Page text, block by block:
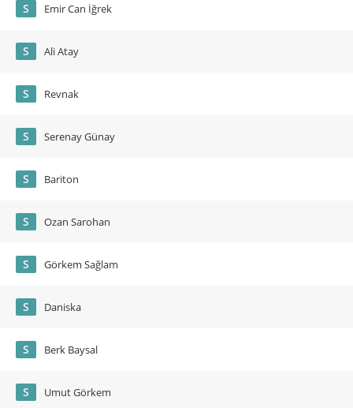
S Emir Can İğrek
S Ali Atay
S Revnak
S Serenay Günay
S Bariton
S Ozan Sarohan
S Görkem Sağlam
S Daniska
S Berk Baysal
S Umut Görkem